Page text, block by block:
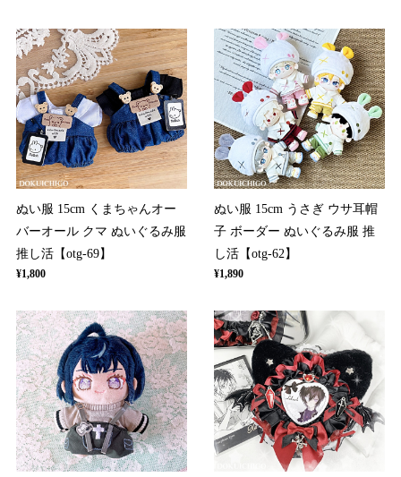
ぬい服 15cm くまちゃんオー
バーオール クマ ぬいぐるみ服
推し活【otg-69】
¥1,800
ぬい服 15cm うさぎ ウサ耳帽
子 ボーダー ぬいぐるみ服 推
し活【otg-62】
¥1,890